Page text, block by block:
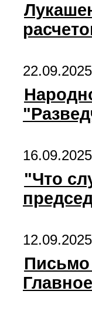
"Что
Письмо